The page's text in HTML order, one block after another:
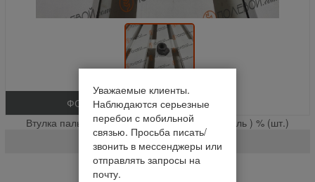
ФОТО
Втулка пальца шнека с вкладышем ( держатель ) % (шт.)
3518050-16810
На складе
Уважаемые клиенты.
Наблюдаются серьезные
перебои с мобильной
связью. Просьба писать/
звонить в мессенджеры или
отправлять запросы на
почту.